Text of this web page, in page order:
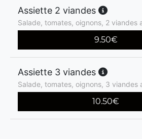
Assiette 2 viandes
Salade, tomates, oignons, 2 viandes
9.50€
Assiette 3 viandes
Salade, tomates, oignons, 3 viandes
10.50€